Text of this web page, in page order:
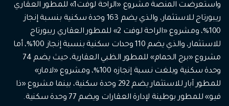
واستعرضت المنصة مشروع «الراحة لوفت1» للمطور العقاري
ريبورتاج للاستثمار، والذي يضم 163 وحدة سكنية بنسبة إنجاز
100%، ومشروع «الراحة لوفت 2» للمطور العقاري ريبورتاج
للاستثمار، والذي يضم 110 وحدات سكنية بنسبة إنجاز 100%، أما
مشروع «برج الحمام» للمطور الظبي العقارية، حيث يضم 74
وحدة سكنية وبلغت نسبة إنجازه 100%، ومشروع «لامار»
للمطور آبار للاستثمار يضم 292 وحدة سكنية، بينما مشروع «ذا
فيو» للمطور بوطينة لإدارة العقارات ويضم 77 وحدة سكنية.